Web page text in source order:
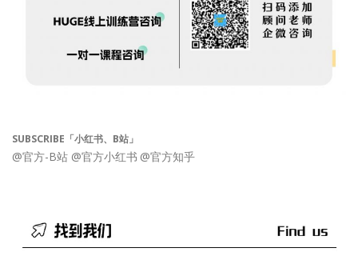
SUBSCRIBE「小红书、B站」
@官方-B站 @官方小红书 @官方知乎